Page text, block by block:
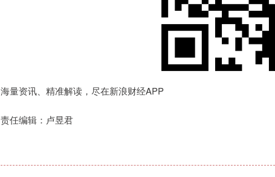
海量资讯、精准解读，尽在新浪财经APP
责任编辑：卢昱君